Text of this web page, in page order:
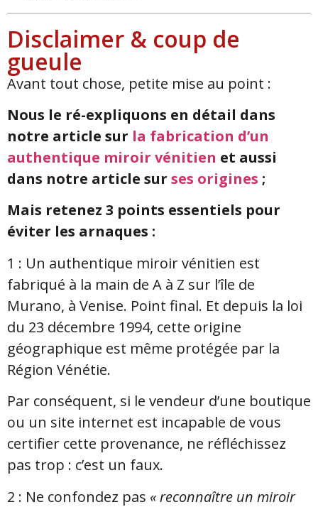
Disclaimer & coup de
gueule
Avant tout chose, petite mise au point :
Nous le ré-expliquons en détail dans
notre article sur la fabrication d’un
authentique miroir vénitien et aussi
dans notre article sur ses origines ;
Mais retenez 3 points essentiels pour
éviter les arnaques :
1 : Un authentique miroir vénitien est
fabriqué à la main de A à Z sur l’île de
Murano, à Venise. Point final. Et depuis la loi
du 23 décembre 1994, cette origine
géographique est même protégée par la
Région Vénétie.
Par conséquent, si le vendeur d’une boutique
ou un site internet est incapable de vous
certifier cette provenance, ne réfléchissez
pas trop : c’est un faux.
2 : Ne confondez pas « reconnaître un miroir